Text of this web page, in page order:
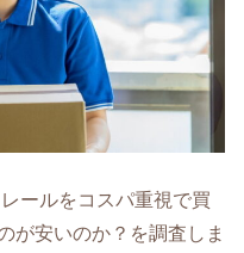
ールをコスパ重視で買
が安いのか？を調査しま